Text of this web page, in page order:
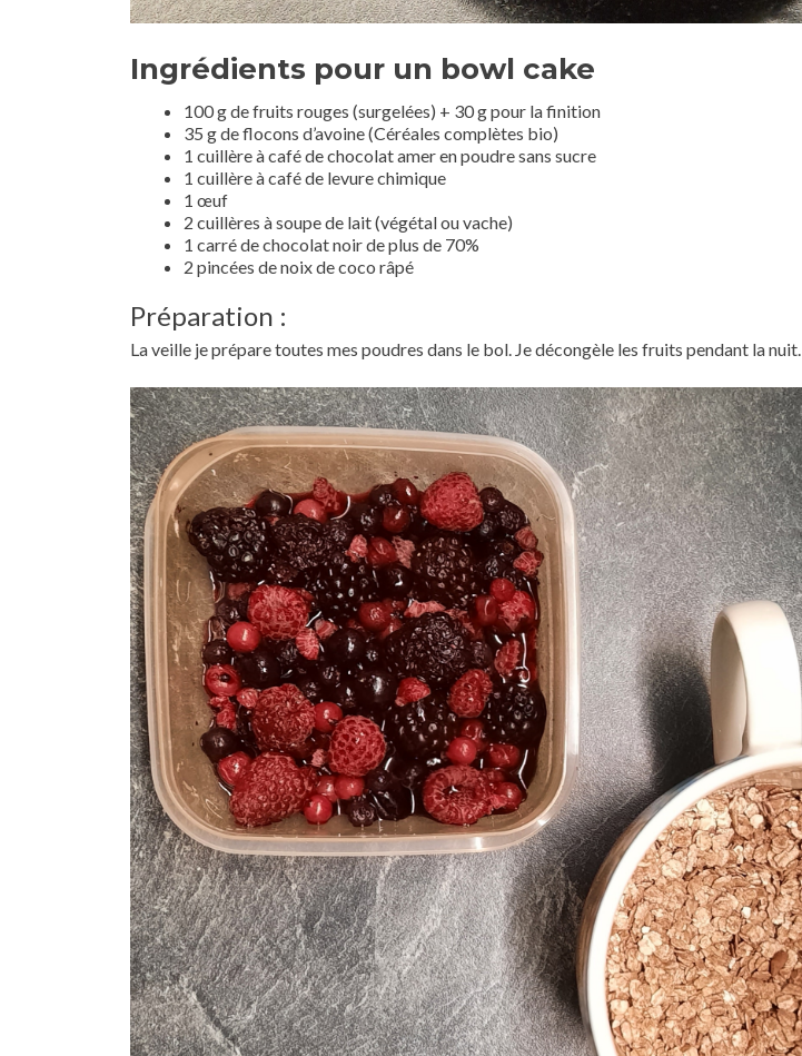
Ingrédients pour un bowl cake
100 g de fruits rouges (surgelées) + 30 g pour la finition
35 g de flocons d’avoine (Céréales complètes bio)
1 cuillère à café de chocolat amer en poudre sans sucre
1 cuillère à café de levure chimique
1 œuf
2 cuillères à soupe de lait (végétal ou vache)
1 carré de chocolat noir de plus de 70%
2 pincées de noix de coco râpé
Préparation :
La veille je prépare toutes mes poudres dans le bol. Je décongèle les fruits pendant la nuit.